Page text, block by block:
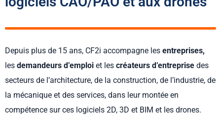
Depuis plus de 15 ans, CF2i accompagne les entreprises,
les demandeurs d’emploi et les créateurs d’entreprise des
secteurs de l’architecture, de la construction, de l’industrie, de
la mécanique et des services, dans leur montée en
compétence sur ces logiciels 2D, 3D et BIM et les drones.